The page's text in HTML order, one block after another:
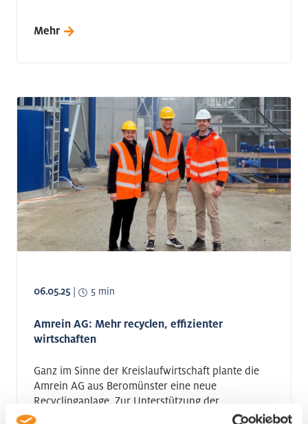
Mehr
06.05.25 | 5 min
Amrein AG: Mehr recyclen, effizienter
wirtschaften
Ganz im Sinne der Kreislaufwirtschaft plante die
Amrein AG aus Beromünster eine neue
Recyclinganlage. Zur Unterstützung der
Finanzierung wurde sie von...